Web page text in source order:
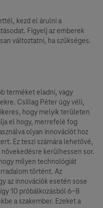
kezd el árulni a
Figyelj az emberek
változtatni, ha szükséges.
terméket eladni, vagy
Csillag Péter úgy véli,
hogy melyik területen
el hogy, merrefelé fog
olyan innovációt hoz
Ez teszi számára lehetővé,
kerülhessen sor.
milyen technológiát
történt. Az
az innovációk esetén sose
10 próbálkozásból 6-8
a szakember. Ezeket a